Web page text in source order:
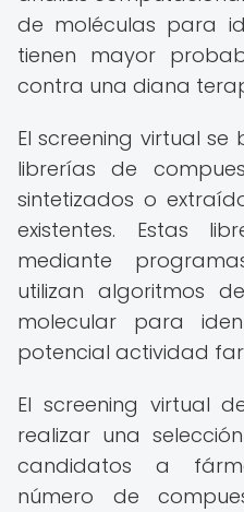
de moléculas para
tienen mayor
contra una diana
El screening virtual
librerías de
sintetizados o
existentes. Estas
mediante
utilizan algoritmos
molecular para
potencial actividad
El screening virtual
realizar una
candidatos a
número de